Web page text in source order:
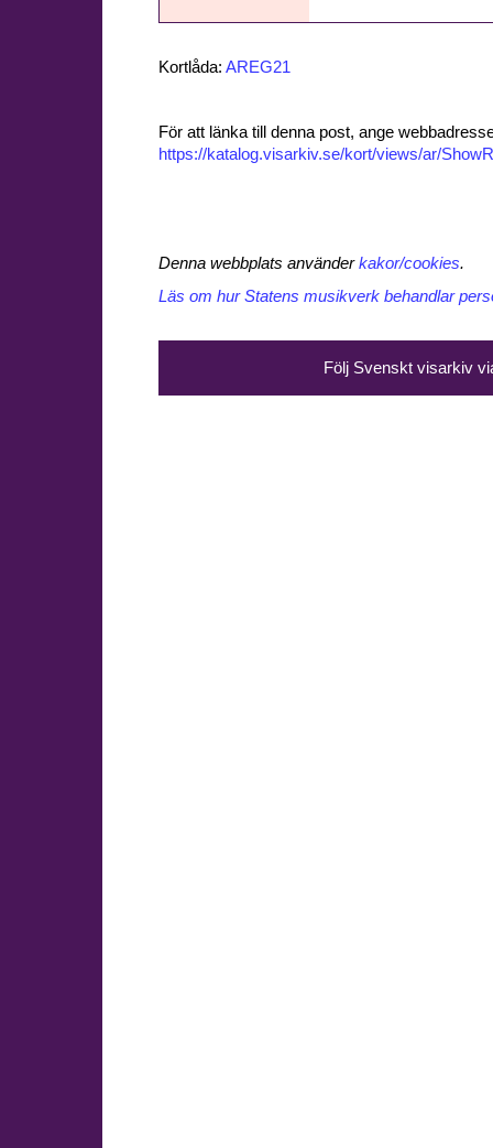
Kortlåda: AREG21
För att länka till denna post, ange
https://katalog.visarkiv.se/kort/views/ar/
Denna webbplats använderkakor/cookies.
Läs om hur Statens musikverk behandlar
Följ Svenskt visarkiv